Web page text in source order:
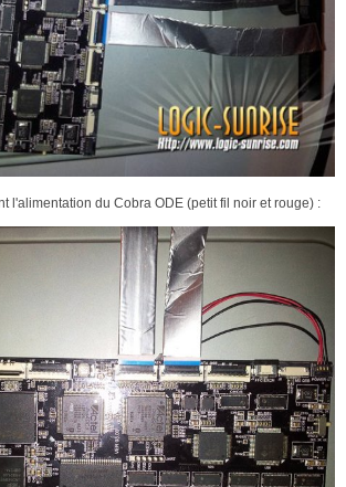
l'alimentation du Cobra ODE (petit fil noir et rouge) :